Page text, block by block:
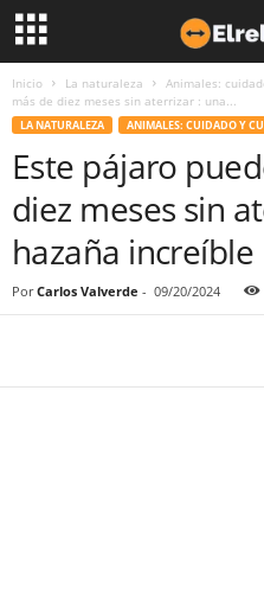
Inicio La naturaleza Animales:
más de diez meses sin aterrizar : una...
LA NATURALEZA ANIMALES: CUIDADO Y
Este pájaro
diez meses sin
hazaña increíble
Por Carlos Valverde - 09/20/2024